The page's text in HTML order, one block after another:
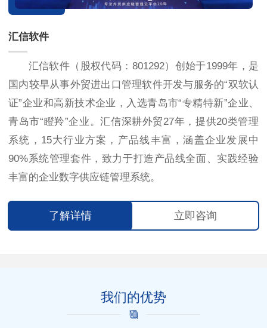
汇信软件
汇信软件（股权代码：801292）创始于1999年，是
国内较早从事外贸进出口管理软件开发与服务的“双软认
证”企业和高新技术企业，入选青岛市“专精特新”企业、
青岛市“瞪羚”企业。汇信深耕外贸27年，提供20类管理
系统，15大行业方案，产品线丰富，涵盖企业发展中
90%系统管理套件，致力于打造产品线全面、实践经验
丰富的企业数字供应链管理系统。
了解详情 立即咨询
我们的优势